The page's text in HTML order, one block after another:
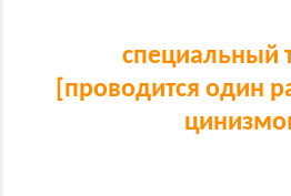
специальный
[проводится один